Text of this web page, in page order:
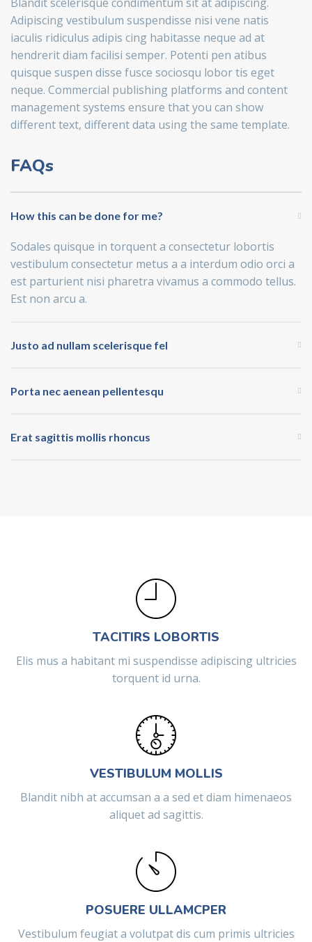
Adipiscing vestibulum suspendisse nisi vene natis
iaculis ridiculus adipis cing habitasse neque ad at
hendrerit diam facilisi semper. Potenti pen atibus
quisque suspen disse fusce sociosqu lobor tis eget
neque. Commercial publishing platforms and content
management systems ensure that you can show
different text, different data using the same template.
FAQs
How this can be done for me?
Sodales quisque in torquent a consectetur lobortis
vestibulum consectetur metus a a interdum odio orci a
est parturient nisi pharetra vivamus a commodo tellus.
Est non arcu a.
Justo ad nullam scelerisque fel
Porta nec aenean pellentesqu
Erat sagittis mollis rhoncus
TACITIRS LOBORTIS
Elis mus a habitant mi suspendisse adipiscing ultricies
torquent id urna.
VESTIBULUM MOLLIS
Blandit nibh at accumsan a a sed et diam himenaeos
aliquet ad sagittis.
POSUERE ULLAMCPER
Vestibulum feugiat a volutpat dis cum primis ultricies